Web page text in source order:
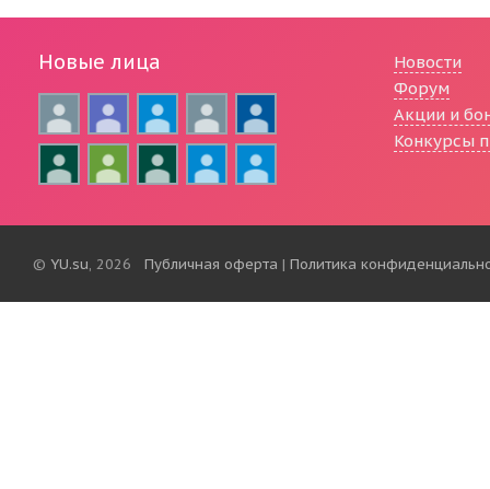
Новые лица
Новости
Форум
Акции и
Конкурсы
© YU.su, 2026 Публичная оферта | Политика